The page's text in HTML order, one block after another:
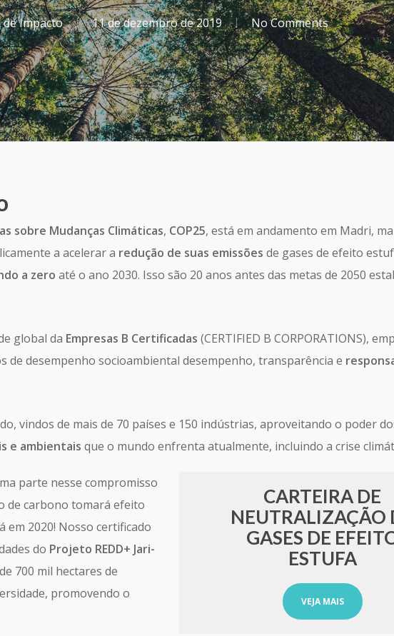
Impacto 11 de dezembro de 2019 No Comments
sobre Mudanças Climáticas, COP25, está em andamento em Madri,
a acelerar a redução de suas emissões de gases de efeito
a zero até o ano 2030. Isso são 20 anos antes das metas de 2050
global da Empresas B Certificadas (CERTIFIED B CORPORATIONS),
de desempenho socioambiental desempenho, transparência e
vindos de mais de 70 países e 150 indústrias, aproveitando o poder
e ambientais que o mundo enfrenta atualmente, incluindo a crise
parte nesse compromisso
de carbono tomará efeito
2020! Nosso certificado
do Projeto REDD+ Jari-
700 mil hectares de
promovendo o
CARTEIRA DE
NEUTRALIZAÇÃO
GASES DE
ESTUFA
VEJA MAIS